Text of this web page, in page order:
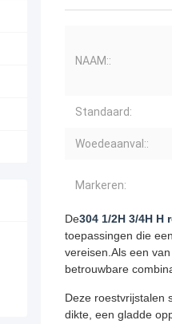
NAAM::
Standaard:
Woedeaanval::
Markeren:
De304 1/2H 3/4H
toepassingen die
vereisen.Als een
betrouwbare
Deze roestvrijstalen
dikte, een gladde